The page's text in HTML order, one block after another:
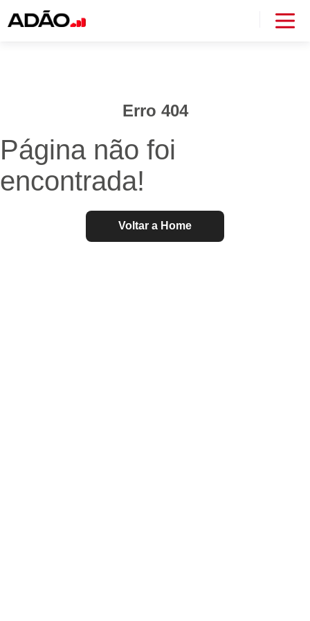
Erro 404
Página não foi
encontrada!
Voltar a Home